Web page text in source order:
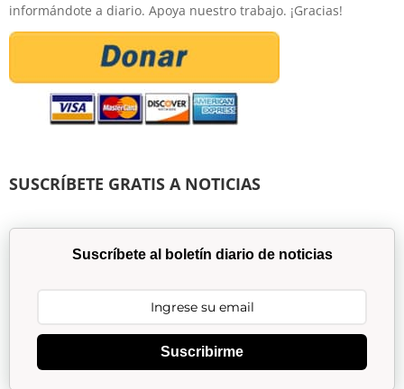
informándote a diario. Apoya nuestro trabajo. ¡Gracias!
SUSCRÍBETE GRATIS A NOTICIAS
Suscríbete al boletín diario de noticias
Suscribirme